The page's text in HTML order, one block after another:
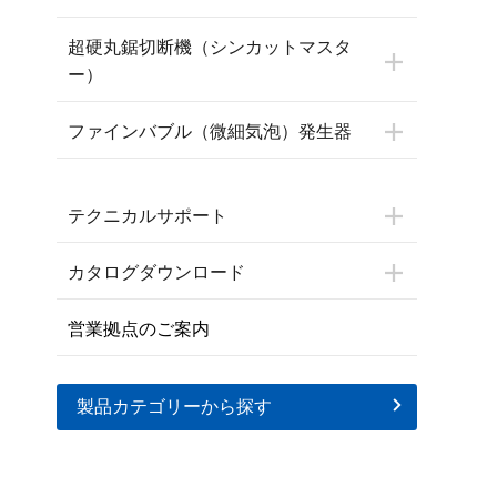
超硬丸鋸切断機（シンカットマスタ
ー）
ファインバブル（微細気泡）発生器
テクニカルサポート
カタログダウンロード
営業拠点のご案内
製品カテゴリーから探す